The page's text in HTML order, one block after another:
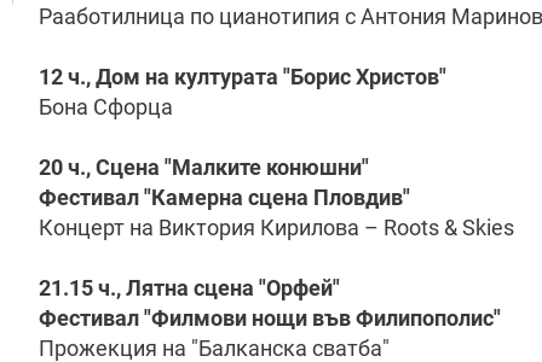
Рааботилница по цианотипия с Антония
12 ч., Дом на културата "Борис Христов"
Бона Сфорца
20 ч., Сцена "Малките конюшни"
Фестивал "Камерна сцена Пловдив"
Концерт на Виктория Кирилова – Roots & Skies
21.15 ч., Лятна сцена "Орфей"
Фестивал "Филмови нощи във Филипополис"
Прожекция на "Балканска сватба"